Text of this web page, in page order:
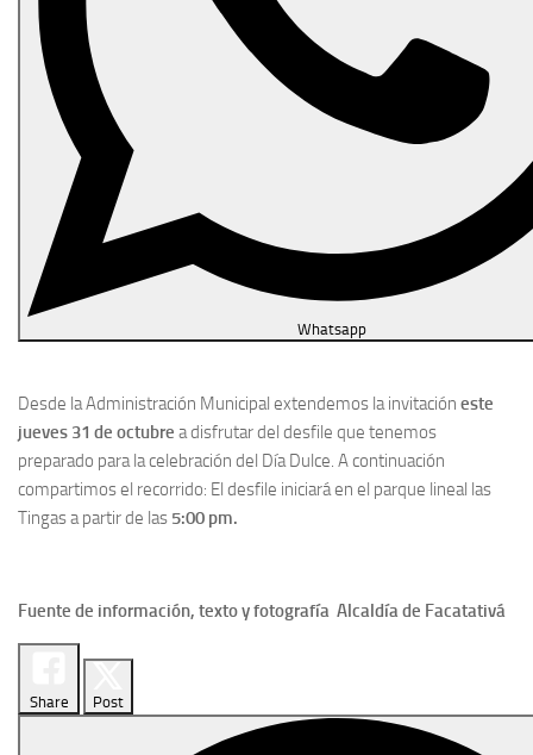
Whatsapp
Desde la Administración Municipal extendemos la invitación este
jueves 31 de octubre a disfrutar del desfile que tenemos
preparado para la celebración del Día Dulce. A continuación
compartimos el recorrido: El desfile iniciará en el parque lineal las
Tingas a partir de las 5:00 pm.
Fuente de información, texto y fotografía Alcaldía de Facatativá
Share Post